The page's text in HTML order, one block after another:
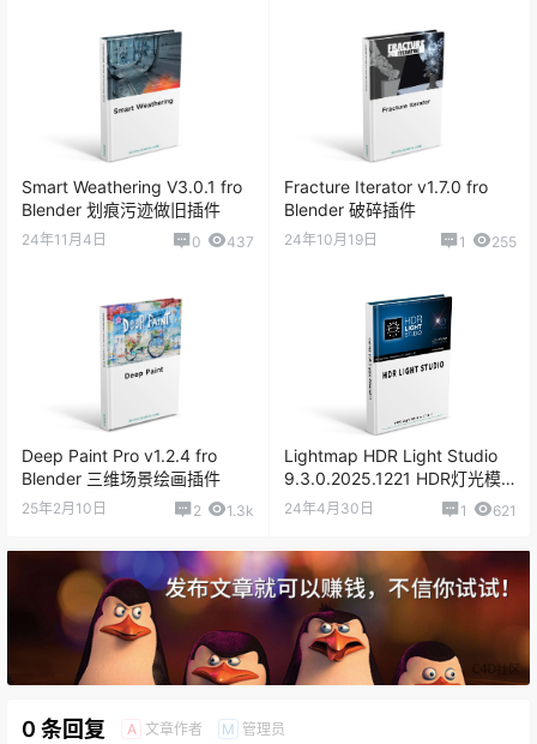
Smart Weathering V3.0.1 fro
Blender 划痕污迹做旧插件
24年11月4日 0 437
Fracture Iterator v1.7.0 fro
Blender 破碎插件
24年10月19日 1 255
Deep Paint Pro v1.2.4 fro
Blender 三维场景绘画插件
25年2月10日 2 1.3k
Lightmap HDR Light Studio
9.3.0.2025.1221 HDR灯光模
拟软件
24年4月30日 1 621
0 条回复 A 文章作者 M 管理员